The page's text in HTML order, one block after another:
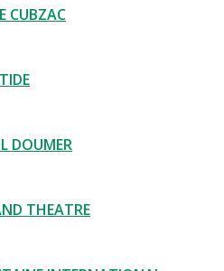
CUBZAC
DOUMER
THEATRE